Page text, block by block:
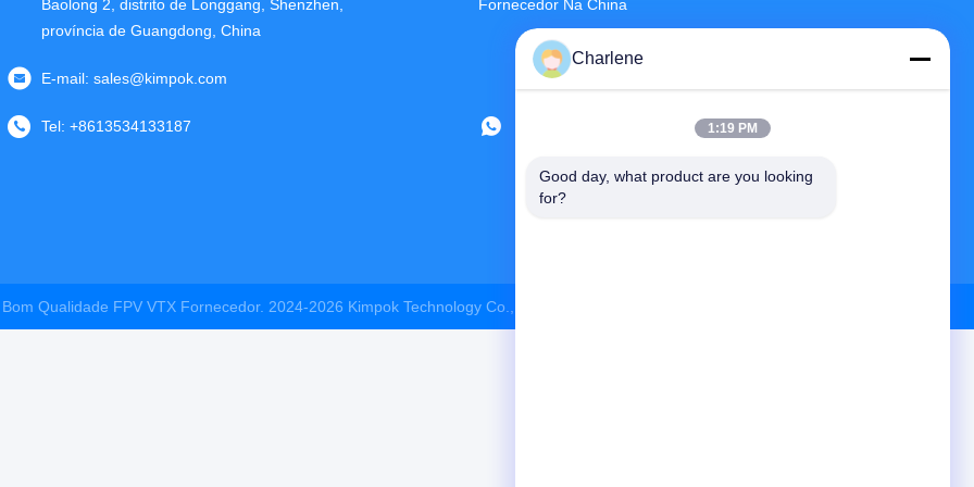
Baolong 2, distrito de Longgang, Shenzhen,
província de Guangdong, China
E-mail: sales@kimpok.com
Tel: +8613534133187
Fornecedor Na China
Qualidade FPV VTX Fornecedor. 2024-2026 Kimpok Technology Co., Ltd
Charlene
1:19 PM
Good day, what product are you looking
for?